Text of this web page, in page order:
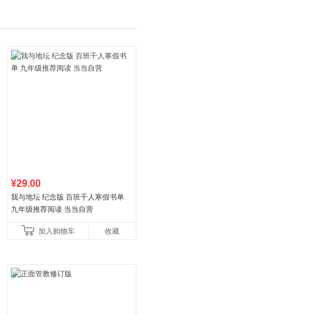
数码影音
电脑办公
¥29.00
我与地坛 纪念版 百班千人寒假书单
九年级推荐阅读 当当自营
加入购物车 收藏